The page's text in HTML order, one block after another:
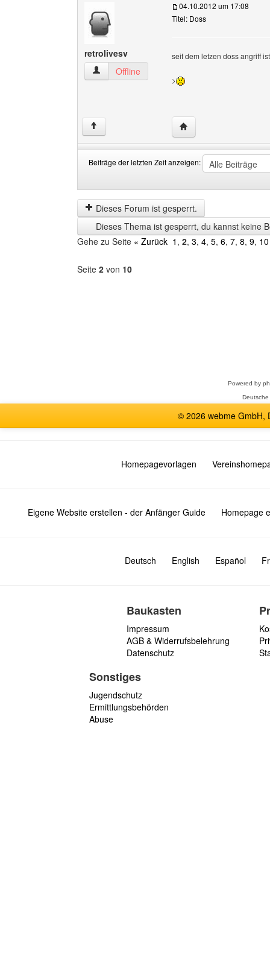
retrolivesv
retrolivesv Benutzer-Profile anzeigen
Offline
04.10.2012 um 17:08
Titel: Doss
seit dem letzen doss angriff
>
↑ Website dieses
Beiträge der letzten Zeit anzeigen:
der
letzten
Zeit
anzeigen
by
Dieses Forum ist gesperrt.
Dieses Thema ist gesperrt, du kannst keine
Gehe zu Seite « Zurück 1 , 2, 3, 4, 5, 6, 7, 8, 9, 10
Seite 2 von 10
Powered by
© 2026 webme GmbH,
Homepagevorlagen
Eigene Website erstellen - der Anfänger Guide Homepage
Deutsch English Español
Baukasten
Impressum
AGB & Widerrufsbelehrung
Datenschutz
Sonstiges
Jugendschutz
Ermittlungsbehörden
Abuse